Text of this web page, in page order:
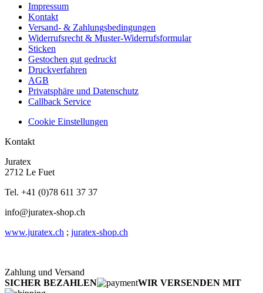
Impressum
Kontakt
Versand- & Zahlungsbedingungen
Widerrufsrecht & Muster-Widerrufsformular
Sticken
Gestochen gut gedruckt
Druckverfahren
AGB
Privatsphäre und Datenschutz
Callback Service
Cookie Einstellungen
Kontakt
Juratex
2712 Le Fuet
Tel. +41 (0)78 611 37 37
info@juratex-shop.ch
www.juratex.ch ; juratex-shop.ch
Zahlung und Versand
SICHER BEZAHLEN
WIR VERSENDEN MIT